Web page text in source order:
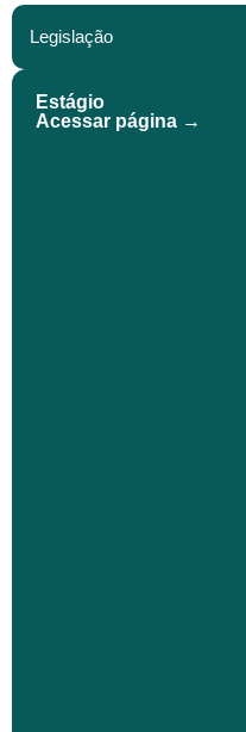
Legislação
Estágio
Acessar página →